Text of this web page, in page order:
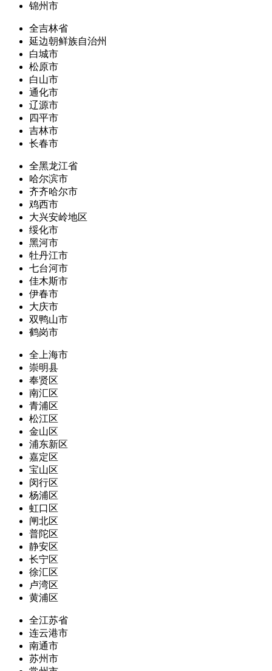
锦州市
全吉林省
延边朝鲜族自治州
白城市
松原市
白山市
通化市
辽源市
四平市
吉林市
长春市
全黑龙江省
哈尔滨市
齐齐哈尔市
鸡西市
大兴安岭地区
绥化市
黑河市
牡丹江市
七台河市
佳木斯市
伊春市
大庆市
双鸭山市
鹤岗市
全上海市
崇明县
奉贤区
南汇区
青浦区
松江区
金山区
浦东新区
嘉定区
宝山区
闵行区
杨浦区
虹口区
闸北区
普陀区
静安区
长宁区
徐汇区
卢湾区
黄浦区
全江苏省
连云港市
南通市
苏州市